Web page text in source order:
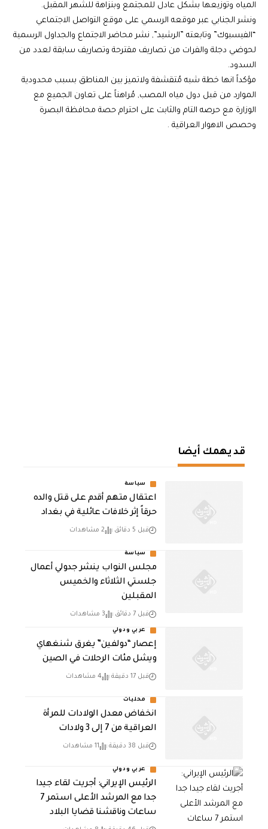
المياه وتوزيعها بشكل عادل للمجتمع وبنزاهة للشهر المقبل.
ونشر الجنابي عبر موقعه الرسمي على موقع التواصل الاجتماعي
“الفيسبوك” وتابعته ”الرشيد”, نشر محاضر الاجتماع والجداول الرسمية
لحوضي دجلة والفرات من تصاريف مقترحة وتصاريف سابقة لعدد من
السدود.
مؤكداً انها خطة شبه مُتقشفة ولاتميز بين المناطق بسبب محدودية
الموارد من قبل دول مياه المصب, مُراهناً على تعاون الجميع مع
الوزارة مع حرصه التام والثابت على احترام حصة محافظة البصرة
وحصص الاهوار العراقية .
قد يهمك أيضا
سياسة
اعتقال متهم أقدم على قتل والده
حرقاً إثر خلافات عائلية في بغداد
قبل 5 دقائق 2 مشاهدات
سياسة
مجلس النواب ينشر جدولي أعمال
جلستي الثلاثاء والخميس
المقبلين
قبل 7 دقائق 3 مشاهدات
عربي ودولي
إعصار “دولفين” يغرق شنغهاي
ويشل مئات الرحلات في الصين
قبل 17 دقيقة 4 مشاهدات
محليات
انخفاض معدل الولادات للمرأة
العراقية من 7 إلى 3 ولادات
قبل 38 دقيقة 11 مشاهدات
عربي ودولي
الرئيس الإيراني: أجريت لقاء جيدا
جدا مع المرشد الأعلى استمر 7
ساعات وناقشنا قضايا البلاد